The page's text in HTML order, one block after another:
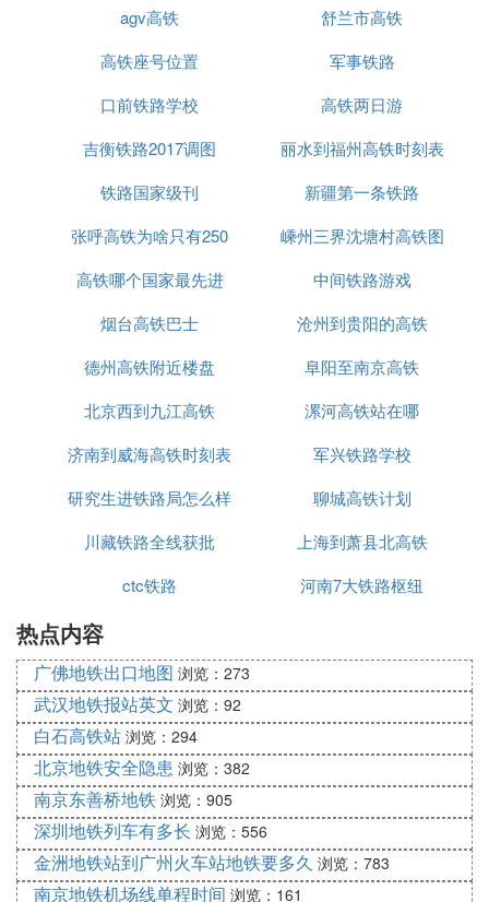
agv高铁
舒兰市高铁
高铁座号位置
军事铁路
口前铁路学校
高铁两日游
吉衡铁路2017调图
丽水到福州高铁时刻表
铁路国家级刊
新疆第一条铁路
张呼高铁为啥只有250
嵊州三界沈塘村高铁图
高铁哪个国家最先进
中间铁路游戏
烟台高铁巴士
沧州到贵阳的高铁
德州高铁附近楼盘
阜阳至南京高铁
北京西到九江高铁
漯河高铁站在哪
济南到威海高铁时刻表
军兴铁路学校
研究生进铁路局怎么样
聊城高铁计划
川藏铁路全线获批
上海到萧县北高铁
ctc铁路
河南7大铁路枢纽
热点内容
广佛地铁出口地图 浏览：273
武汉地铁报站英文 浏览：92
白石高铁站 浏览：294
北京地铁安全隐患 浏览：382
南京东善桥地铁 浏览：905
深圳地铁列车有多长 浏览：556
金洲地铁站到广州火车站地铁要多久 浏览：783
南京地铁机场线单程时间 浏览：161